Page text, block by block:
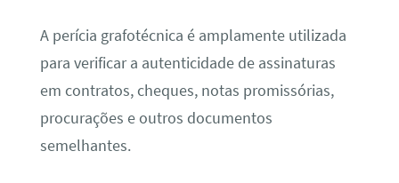
A perícia grafotécnica é amplamente utilizada
para verificar a autenticidade de assinaturas
em contratos, cheques, notas promissórias,
procurações e outros documentos
semelhantes.